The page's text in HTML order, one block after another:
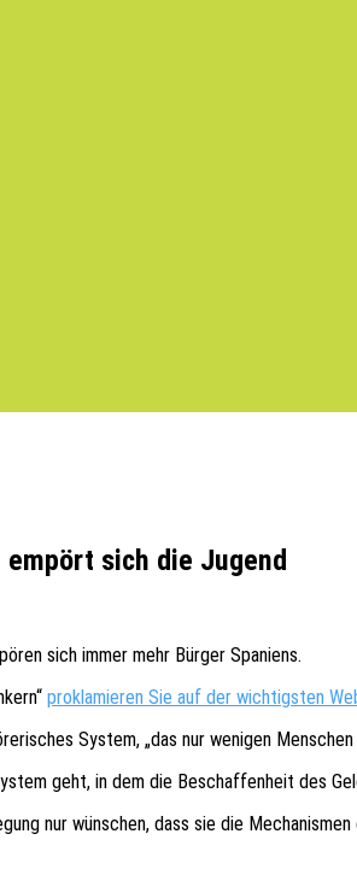
sich die Jugend
sich immer mehr Bürger Spaniens.
prokla­mie­ren Sie auf der wich­tigs­ten
System, „das nur weni­gen
geht, in dem die Beschaf­fen­heit des
nur wünschen, dass sie die